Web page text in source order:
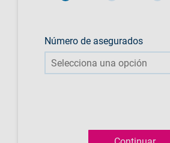
Número de asegurados